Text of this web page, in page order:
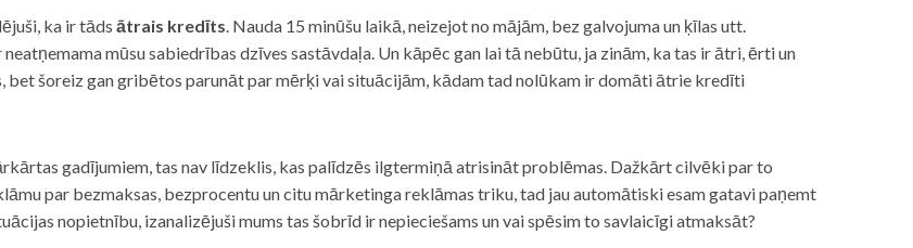
ka ir tāds ātrais kredīts. Nauda 15 minūšu laikā, neizejot no mājām, bez galvojuma un ķīlas utt.
mūsu sabiedrības dzīves sastāvdaļa. Un kāpēc gan lai tā nebūtu, ja zinām, ka tas ir ātri, ērti un
bet šoreiz gan gribētos parunāt par mērķi vai situācijām, kādam tad nolūkam ir domāti ātrie kredīti
gadījumiem, tas nav līdzeklis, kas palīdzēs ilgtermiņā atrisināt problēmas. Dažkārt cilvēki par to
par bezmaksas, bezprocentu un citu mārketinga reklāmas triku, tad jau automātiski esam gatavi paņemt
nopietnību, izanalizējuši mums tas šobrīd ir nepieciešams un vai spēsim to savlaicīgi atmaksāt?